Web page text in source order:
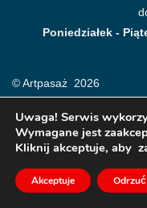
Poniedziałek -
© Artpasaż 2026
Modne plakaty,
Uwaga! Serwis
Wymagane jest
Kliknij akceptuje, aby
Akceptuje Odrzuć